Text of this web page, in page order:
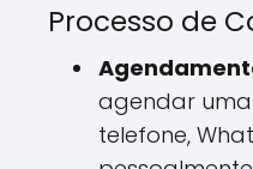
Processo de
agendar
telefone,